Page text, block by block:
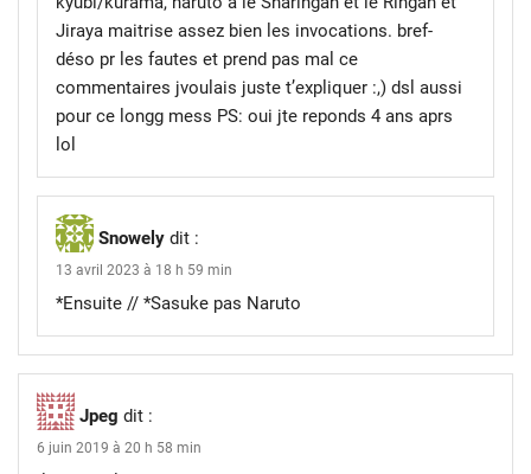
Jiraya maitrise assez bien les invocations. bref-
déso pr les fautes et prend pas mal ce
commentaires jvoulais juste t’expliquer :,) dsl aussi
pour ce longg mess PS: oui jte reponds 4 ans aprs
lol
Snowely dit :
13 avril 2023 à 18 h 59 min
*Ensuite // *Sasuke pas Naruto
Jpeg dit :
6 juin 2019 à 20 h 58 min